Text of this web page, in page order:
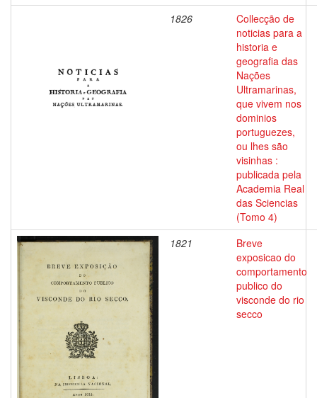
1826
Collecção de
noticias para a
historia e
geografia das
Nações
Ultramarinas,
que vivem nos
dominios
portuguezes,
ou lhes são
visinhas :
publicada pela
Academia Real
das Sciencias
(Tomo 4)
1821
Breve
exposicao do
comportamento
publico do
visconde do rio
secco